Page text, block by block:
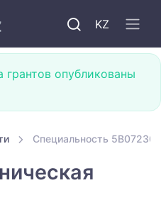
KZ
грантов опубликованы
Специальность